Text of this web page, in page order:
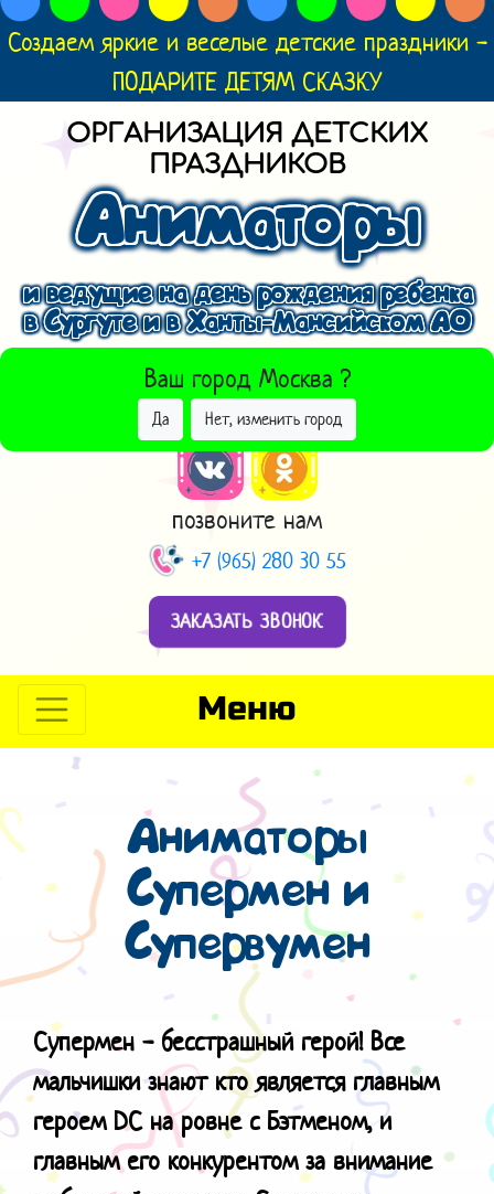
Создаем яркие и веселые детские праздники -
ПОДАРИТЕ ДЕТЯМ СКАЗКУ
ОРГАНИЗАЦИЯ ДЕТСКИХ
ПРАЗДНИКОВ
Аниматоры
и ведущие на день рождения ребенка
в Сургуте и в Ханты-Мансийском АО
Ваш город Москва ?
Да Нет, изменить город
ВЫБРАТЬ ДРУГОЙ ГОРОД
позвоните нам
+7 (965) 280 30 55
ЗАКАЗАТЬ ЗВОНОК
Меню
Аниматоры
Супермен и
Супервумен
Супермен - бесстрашный герой! Все
мальчишки знают кто является главным
героем DC на ровне с Бэтменом, и
главным его конкурентом за внимание